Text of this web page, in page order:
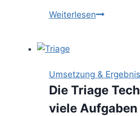
WeiterlesenDer
eines
Vorhabens
bestimmen
Umsetzung &
Die Triage
viele